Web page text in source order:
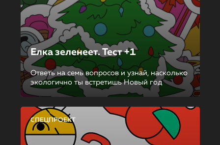
Елка зеленеет. Тест +1
Ответь на семь вопросов и узнай, насколько
экологично ты встретишь Новый год
СПЕЦПРОЕКТ